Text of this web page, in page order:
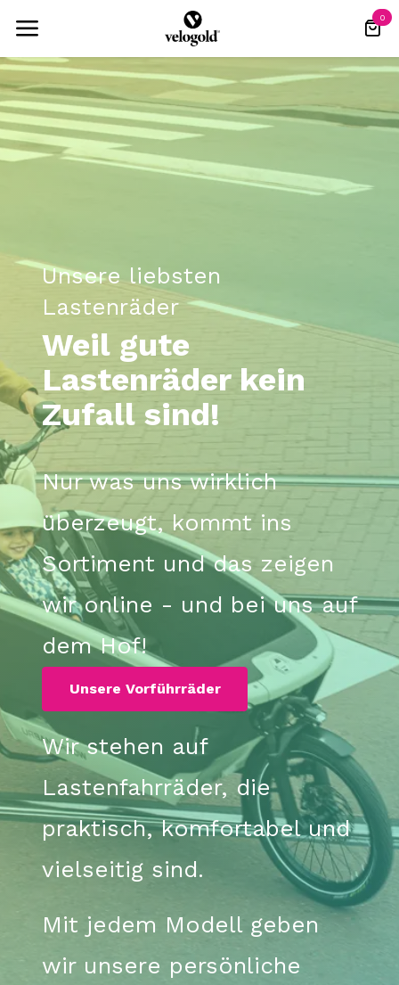
0
Unsere liebsten
Lastenräder
Weil gute
Lastenräder kein
Zufall sind!
Nur was uns wirklich
überzeugt, kommt ins
Sortiment und das zeigen
wir online - und bei uns auf
dem Hof!
Unsere Vorführräder
Wir stehen auf
Lastenfahrräder, die
praktisch, komfortabel und
vielseitig sind.
Mit jedem Modell geben
wir unsere persönliche